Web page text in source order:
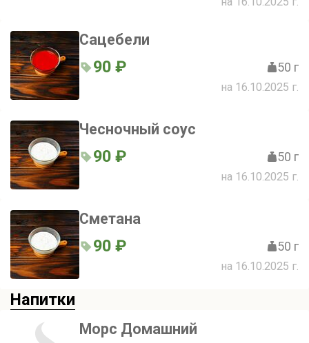
Сацебели
90 ₽ 50 г
на 16.10.2025 г.
Чесночный соус
90 ₽ 50 г
на 16.10.2025 г.
Сметана
90 ₽ 50 г
на 16.10.2025 г.
Напитки
Морс Домашний